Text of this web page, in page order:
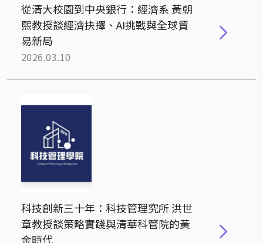
從清大校園到中央銀行：經濟系 黃朝
熙教授談經濟抉擇、AI挑戰與全球貿
易新局
2026.03.10
科技創新三十年：科技管理究所 洪世
章教授談策略實踐與清華科管院的黃
金時代